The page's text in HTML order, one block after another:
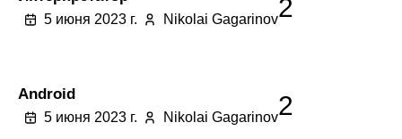
5 июня 2023 г. Nikolai Gagarinov2
Android
5 июня 2023 г. Nikolai Gagarinov2